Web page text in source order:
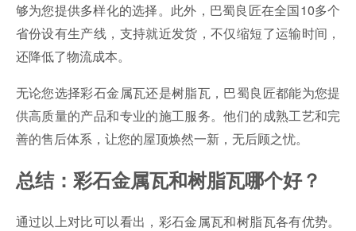
够为您提供多样化的选择。此外，巴蜀良匠在全国10多个
省份设有生产线，支持就近发货，不仅缩短了运输时间，
还降低了物流成本。
无论您选择彩石金属瓦还是树脂瓦，巴蜀良匠都能为您提
供高质量的产品和专业的施工服务。他们的成熟工艺和完
善的售后体系，让您的屋顶焕然一新，无后顾之忧。
总结：彩石金属瓦和树脂瓦哪个好？
通过以上对比可以看出，彩石金属瓦和树脂瓦各有优势。